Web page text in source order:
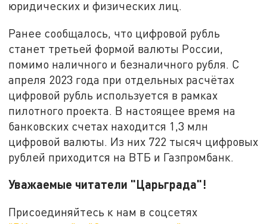
юридических и физических лиц.
Ранее сообщалось, что цифровой рубль
станет третьей формой валюты России,
помимо наличного и безналичного рубля. С
апреля 2023 года при отдельных расчётах
цифровой рубль используется в рамках
пилотного проекта. В настоящее время на
банковских счетах находится 1,3 млн
цифровой валюты. Из них 722 тысяч цифровых
рублей приходится на ВТБ и Газпромбанк.
Уважаемые читатели "Царьграда"!
Присоединяйтесь к нам в соцсетях